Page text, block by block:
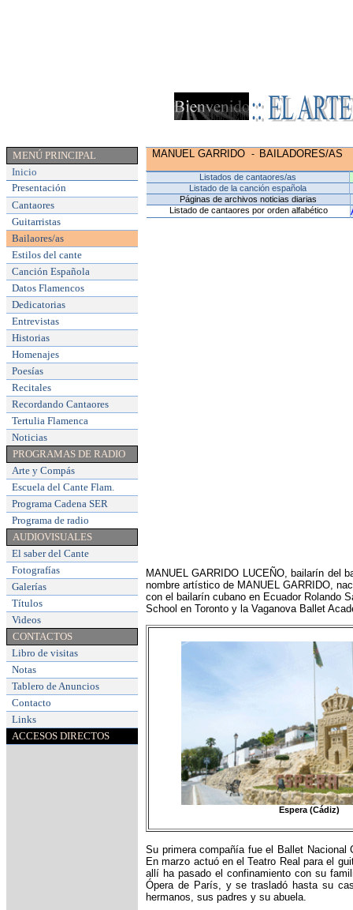
MENÚ PRINCIPAL
Inicio
Presentación
Cantaores
Guitarristas
Bailaores/as
Estilos del cante
Canción Española
Datos Flamencos
Dedicatorias
Entrevistas
Historias
Homenajes
Poesías
Recitales
Recordando Cantaores
Tertulia Flamenca
Noticias
PROGRAMAS DE RADIO
Arte y Compás
Escuela del Cante Flam.
Programa Cadena SER
Programa de radio
AUDIOVISUALES
El saber del Cante
Fotografías
Galerías
Títulos
Videos
CONTACTOS
Libro de visitas
Notas
Tablero de Anuncios
Contacto
Links
ACCESOS DIRECTOS
MANUEL GARRIDO- BAILADORES/AS
Listados de cantaores/as
Listado de la canción española
Páginas de archivos noticias diarias
Listado de cantaores por orden alfabético
MANUEL GARRIDO LUCEÑO, bailarín del
nombre artístico de MANUEL GARRIDO,
con el bailarín cubano en Ecuador Rolando
School en Toronto y la Vaganova Ballet
Espera (Cádiz)
Su primera compañía fue el Ballet
En marzo actuó en el Teatro Real para el
allí ha pasado el confinamiento con su
Ópera de París, y se trasladó hasta su
hermanos, sus padres y su abuela.